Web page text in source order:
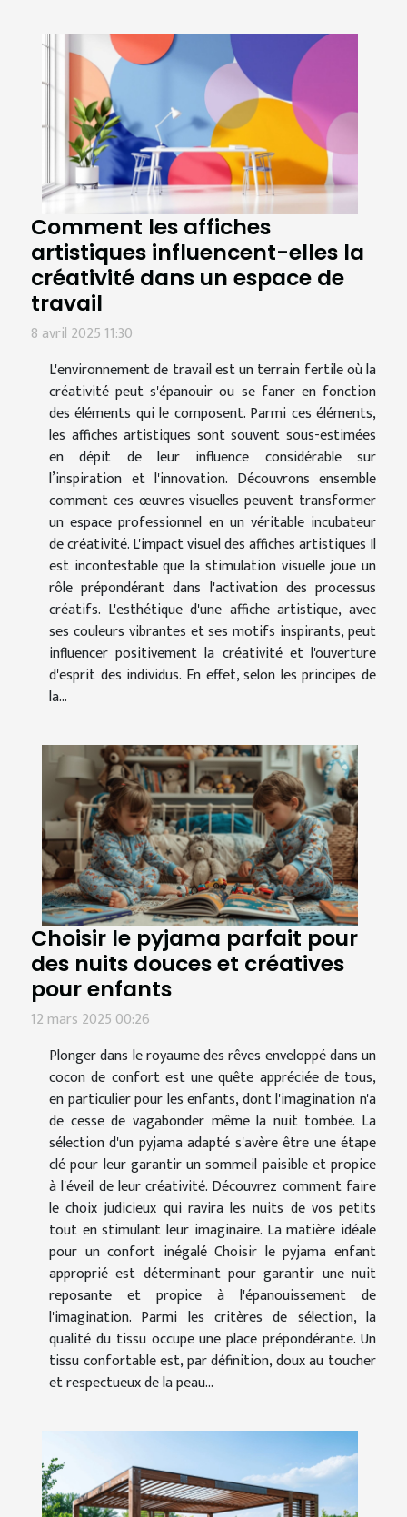
Comment les affiches
artistiques influencent-elles la
créativité dans un espace de
travail
8 avril 2025 11:30
L'environnement de travail est un terrain fertile où la
créativité peut s'épanouir ou se faner en fonction
des éléments qui le composent. Parmi ces éléments,
les affiches artistiques sont souvent sous-estimées
en dépit de leur influence considérable sur
l’inspiration et l'innovation. Découvrons ensemble
comment ces œuvres visuelles peuvent transformer
un espace professionnel en un véritable incubateur
de créativité. L'impact visuel des affiches artistiques Il
est incontestable que la stimulation visuelle joue un
rôle prépondérant dans l'activation des processus
créatifs. L'esthétique d'une affiche artistique, avec
ses couleurs vibrantes et ses motifs inspirants, peut
influencer positivement la créativité et l'ouverture
d'esprit des individus. En effet, selon les principes de
la...
Choisir le pyjama parfait pour
des nuits douces et créatives
pour enfants
12 mars 2025 00:26
Plonger dans le royaume des rêves enveloppé dans un
cocon de confort est une quête appréciée de tous,
en particulier pour les enfants, dont l'imagination n'a
de cesse de vagabonder même la nuit tombée. La
sélection d'un pyjama adapté s'avère être une étape
clé pour leur garantir un sommeil paisible et propice
à l'éveil de leur créativité. Découvrez comment faire
le choix judicieux qui ravira les nuits de vos petits
tout en stimulant leur imaginaire. La matière idéale
pour un confort inégalé Choisir le pyjama enfant
approprié est déterminant pour garantir une nuit
reposante et propice à l'épanouissement de
l'imagination. Parmi les critères de sélection, la
qualité du tissu occupe une place prépondérante. Un
tissu confortable est, par définition, doux au toucher
et respectueux de la peau...